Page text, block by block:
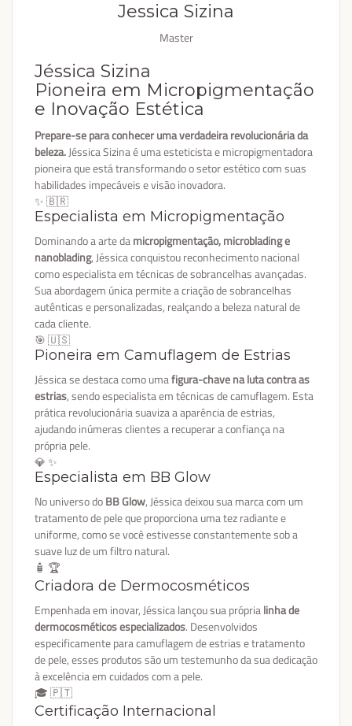
Jessica Sizina
Master
Jéssica Sizina
Pioneira em Micropigmentação
e Inovação Estética
Prepare-se para conhecer uma verdadeira revolucionária da
beleza.Jéssica Sizina é uma esteticista e micropigmentadora
pioneira que está transformando o setor estético com suas
habilidades impecáveis e visão inovadora.
✨ 🇧🇷
Especialista em Micropigmentação
Dominando a arte damicropigmentação, microblading e
nanoblading, Jéssica conquistou reconhecimento nacional
como especialista em técnicas de sobrancelhas avançadas.
Sua abordagem única permite a criação de sobrancelhas
autênticas e personalizadas, realçando a beleza natural de
cada cliente.
🎯 🇺🇸
Pioneira em Camuflagem de Estrias
Jéssica se destaca como umafigura-chave na luta contra as
estrias, sendo especialista em técnicas de camuflagem. Esta
prática revolucionária suaviza a aparência de estrias,
ajudando inúmeras clientes a recuperar a confiança na
própria pele.
💎 ✨
Especialista em BB Glow
No universo doBB Glow, Jéssica deixou sua marca com um
tratamento de pele que proporciona uma tez radiante e
uniforme, como se você estivesse constantemente sob a
suave luz de um filtro natural.
🧴 🏆
Criadora de Dermocosméticos
Empenhada em inovar, Jéssica lançou sua próprialinha de
dermocosméticos especializados. Desenvolvidos
especificamente para camuflagem de estrias e tratamento
de pele, esses produtos são um testemunho da sua dedicação
à excelência em cuidados com a pele.
🎓 🇵🇹
Certificação Internacional